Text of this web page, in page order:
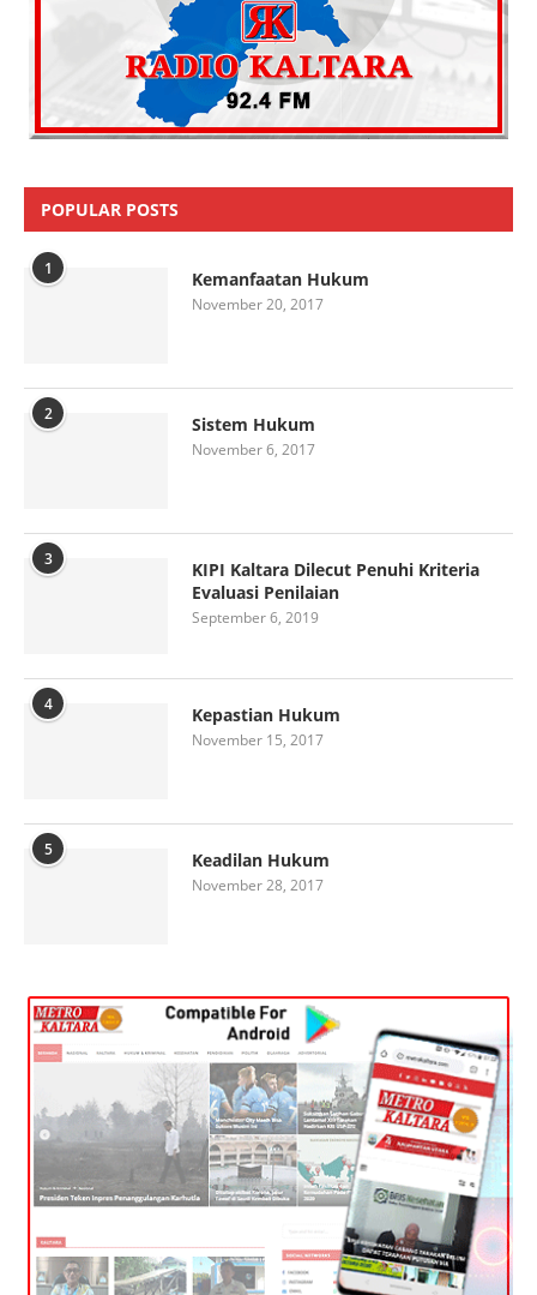
POPULAR POSTS
1 Kemanfaatan Hukum
November 20, 2017
2 Sistem Hukum
November 6, 2017
3
KIPI Kaltara Dilecut Penuhi Kriteria
Evaluasi Penilaian
September 6, 2019
4 Kepastian Hukum
November 15, 2017
5 Keadilan Hukum
November 28, 2017